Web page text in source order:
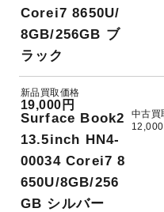
Corei7 8650U/
8GB/256GB ブ
ラック
Surface Book2
13.5inch HN4-
00034 Corei7 8
650U/8GB/256
GB シルバー
新品買取価格
19,000円
中古買